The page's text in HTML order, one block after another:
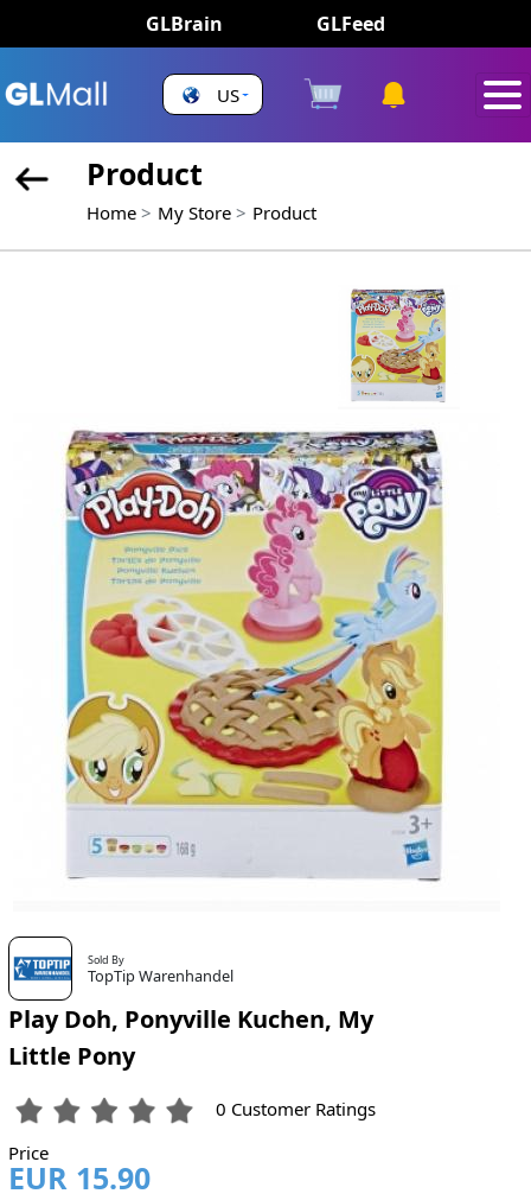
GLBrain GLFeed
US
Product
Home My Store Product
Sold By
TopTip Warenhandel
Play Doh, Ponyville Kuchen, My
Little Pony
0 Customer Ratings
Price
EUR 15.90